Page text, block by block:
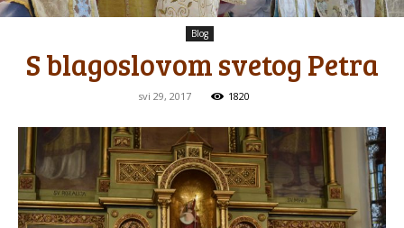
Blog
S blagoslovom svetog Petra
svi 29, 2017 1820